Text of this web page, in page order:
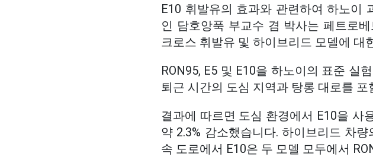
E10 휘발유의 효과와 관련하여 하노이
인 담호앙푹 부교수 겸 박사는 페트로
크로스 휘발유 및 하이브리드 모델에 대
RON95, E5 및 E10을 하노이의 표준 실
퇴근 시간의 도심 지역과 탕롱 대로를 포
결과에 따르면 도심 환경에서 E10을 사
약 2.3% 감소했습니다. 하이브리드 차
속 도로에서 E10은 두 모델 모두에서